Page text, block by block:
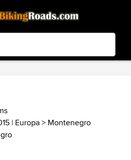
3.99 - In Google Play
| Europa> Montenegro